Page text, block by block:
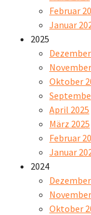
Februar
Januar
2025
Oktober
April 2025
März 2025
Februar
Januar
2024
Oktober